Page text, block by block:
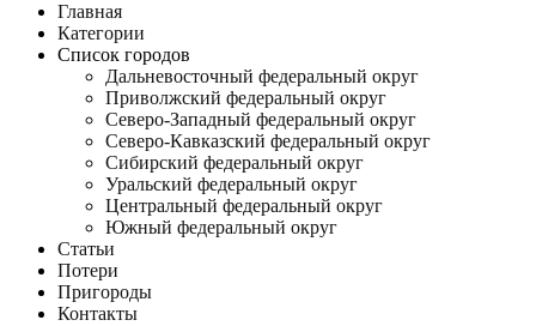
Главная
Категории
Список городов
Дальневосточный федеральный округ
Приволжский федеральный округ
Северо-Западный федеральный округ
Северо-Кавказский федеральный округ
Сибирский федеральный округ
Уральский федеральный округ
Центральный федеральный округ
Южный федеральный округ
Статьи
Потери
Пригороды
Контакты